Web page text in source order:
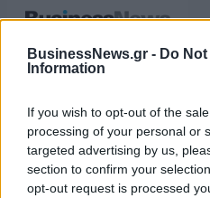
BusinessNews.gr - Do
Information
If you wish to opt-out of the
processing of your personal or
targeted advertising by us,
section to confirm your
opt-out request is processed
Χρηματοδότηση 8 εκατ. ευρώ
σε 843 μέσα ενημέρωσης-
Τύπου
Η Chery επενδύει 75 εκατ.